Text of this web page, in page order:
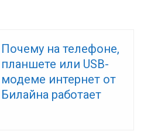
Почему на телефоне,
планшете или USB-
модеме интернет от
Билайна работает